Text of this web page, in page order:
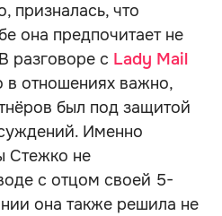
призналась, что
она предпочитает не
разговоре с Lady Mail
в отношениях важно,
был под защитой
Именно
Стежко не
с отцом своей 5-
она также решила не